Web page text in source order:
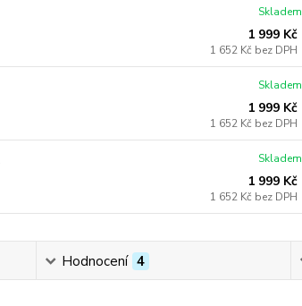
1 999 Kč
1 652 Kč bez DPH
Skladem
1 999 Kč
1 652 Kč bez DPH
Skladem
1 999 Kč
1 652 Kč bez DPH
Skladem
Hodnocení 4